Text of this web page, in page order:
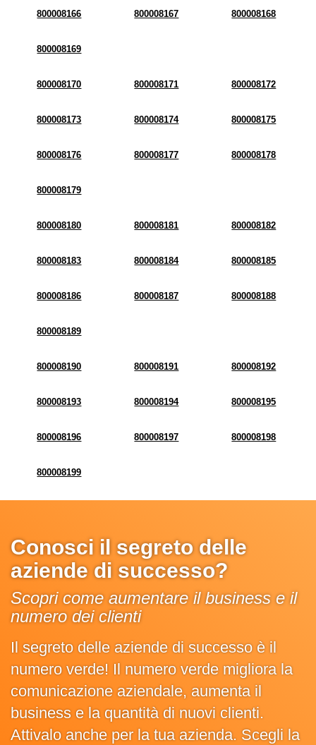
800008166 800008167 800008168
800008169
800008170 800008171 800008172
800008173 800008174 800008175
800008176 800008177 800008178
800008179
800008180 800008181 800008182
800008183 800008184 800008185
800008186 800008187 800008188
800008189
800008190 800008191 800008192
800008193 800008194 800008195
800008196 800008197 800008198
800008199
Conosci il segreto delle
aziende di successo?
Scopri come aumentare il business e il
numero dei clienti
Il segreto delle aziende di successo è il
numero verde! Il numero verde migliora la
comunicazione aziendale, aumenta il
business e la quantità di nuovi clienti.
Attivalo anche per la tua azienda. Scegli la